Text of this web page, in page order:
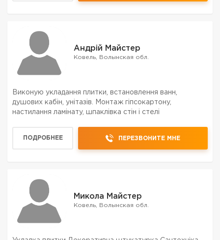
Андрій Майстер
Ковель, Волынская обл.
Виконую укладання плитки, встановлення ванн,
душових кабін, унітазів. Монтаж гіпсокартону,
настилання ламінату, шпаклівка стін і стелі
ПОДРОБНЕЕ ПЕРЕЗВОНИТЕ МНЕ
Микола Майстер
Ковель, Волынская обл.